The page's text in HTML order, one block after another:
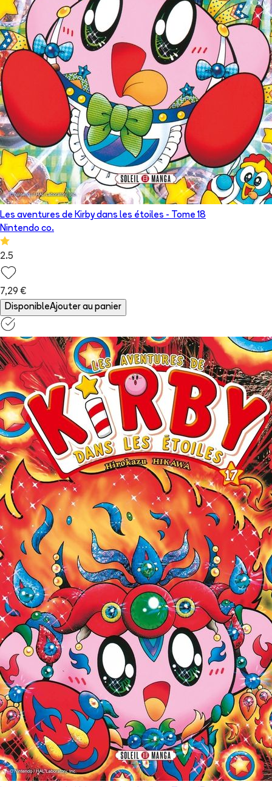
Les aventures de Kirby dans les étoiles - Tome 18
Nintendo co.
2.5
7,29 €
DisponibleAjouter au panier